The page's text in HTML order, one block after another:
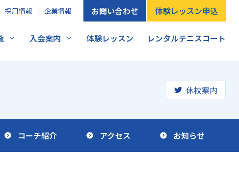
入会案内 体験レッスン レンタルテニスコート
採用情報 企業情報 お問い合わせ 体験レッスン申込
休校案内
コーチ紹介 アクセス お知らせ